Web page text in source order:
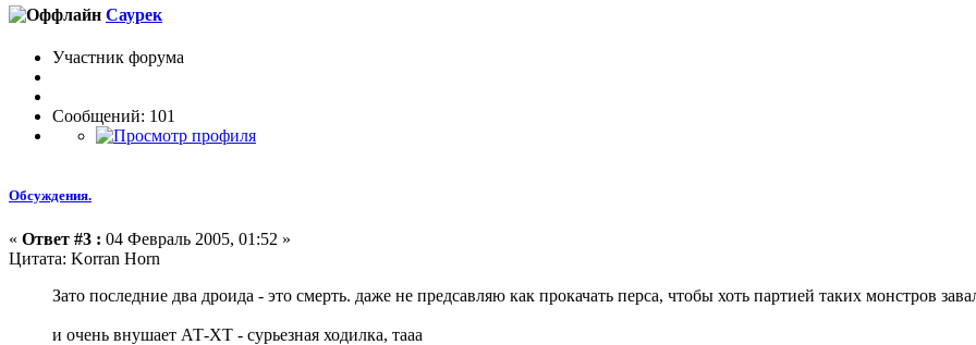
Саурек
Участник форума
Сообщений: 101
Обсуждения.
« Ответ #3 : 04 Февраль 2005, 01:52 »
Цитата: Korran Horn
Зато последние два дроида - это смерть. даже не предсавляю как прокачать перса, чтобы хоть партией таких монстров
и очень внушает АТ-ХТ - сурьезная ходилка, тааа